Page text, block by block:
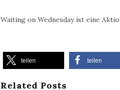
Waiting on Wednesday ist eine
teilen teilen
Related Posts